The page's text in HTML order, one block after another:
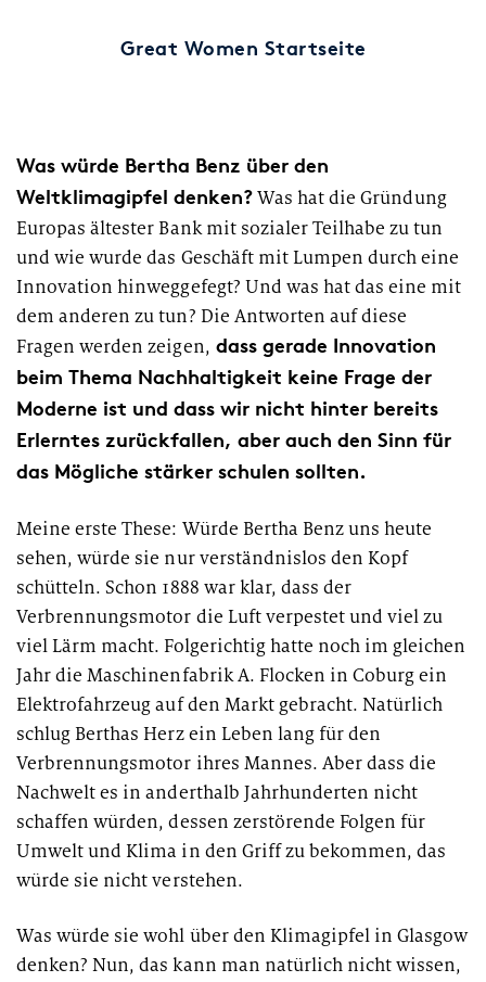
Kompositversicherer
Spezialinstitute &
Techunternehmen
Fintechs
Leasinggesellschaften
Management
Themenfür Financial Services
Wertschöpfungskette
Marktstudie unter Versicherern:
Operations der Zukunft
Great Women Startseite
Was würde Bertha Benz über den
Weltklimagipfel denken?Was hat die Gründung
Europas ältester Bank mit sozialer Teilhabe zu tun
und wie wurde das Geschäft mit Lumpen durch eine
Innovation hinweggefegt? Und was hat das eine mit
dem anderen zu tun? Die Antworten auf diese
Fragen werden zeigen, dass gerade Innovation
beim Thema Nachhaltigkeit keine Frage der
Moderne ist und dass wir nicht hinter bereits
Erlerntes zurückfallen, aber auch den Sinn für
das Mögliche stärker schulen sollten.
Meine erste These: Würde Bertha Benz uns heute
sehen, würde sie nur verständnislos den Kopf
schütteln. Schon 1888 war klar, dass der
Verbrennungsmotor die Luft verpestet und viel zu
viel Lärm macht. Folgerichtig hatte noch im gleichen
Jahr die Maschinenfabrik A. Flocken in Coburg ein
Elektrofahrzeug auf den Markt gebracht. Natürlich
schlug Berthas Herz ein Leben lang für den
Verbrennungsmotor ihres Mannes. Aber dass die
Nachwelt es in anderthalb Jahrhunderten nicht
schaffen würden, dessen zerstörende Folgen für
Umwelt und Klima in den Griff zu bekommen, das
würde sie nicht verstehen.
Was würde sie wohl über den Klimagipfel in Glasgow
denken? Nun, das kann man natürlich nicht wissen,